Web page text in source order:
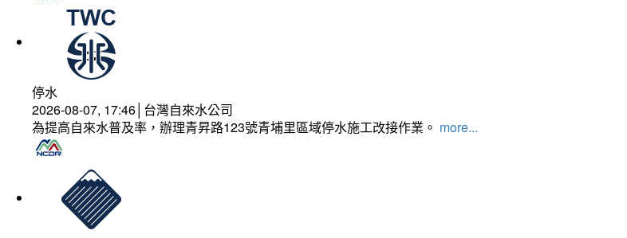
停水
2026-08-07, 17:46│台灣自來水公司
為提高自來水普及率，辦理青昇路123號青埔里區域停水施工改接作業。 more...